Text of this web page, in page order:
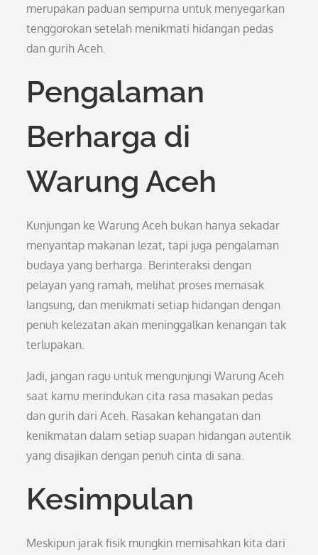
merupakan paduan sempurna untuk menyegarkan
tenggorokan setelah menikmati hidangan pedas
dan gurih Aceh.
Pengalaman
Berharga di
Warung Aceh
Kunjungan ke Warung Aceh bukan hanya sekadar
menyantap makanan lezat, tapi juga pengalaman
budaya yang berharga. Berinteraksi dengan
pelayan yang ramah, melihat proses memasak
langsung, dan menikmati setiap hidangan dengan
penuh kelezatan akan meninggalkan kenangan tak
terlupakan.
Jadi, jangan ragu untuk mengunjungi Warung Aceh
saat kamu merindukan cita rasa masakan pedas
dan gurih dari Aceh. Rasakan kehangatan dan
kenikmatan dalam setiap suapan hidangan autentik
yang disajikan dengan penuh cinta di sana.
Kesimpulan
Meskipun jarak fisik mungkin memisahkan kita dari